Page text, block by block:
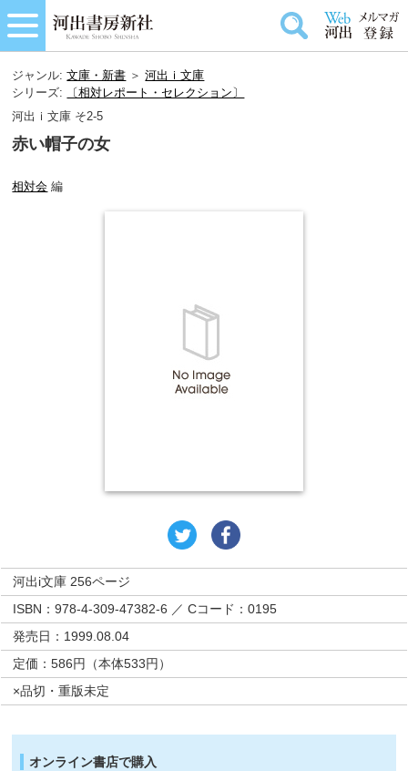
ジャンル:文庫・新書 ＞河出ｉ文庫
シリーズ:
〔相対レポート・セレクション〕
河出ｉ文庫 そ2-5
赤い帽子の女
相対会 編
河出i文庫 256ページ
ISBN：978-4-309-47382-6 ／ Cコード：0195
発売日：1999.08.04
定価：586円（本体533円）
×品切・重版未定
オンライン書店で購入